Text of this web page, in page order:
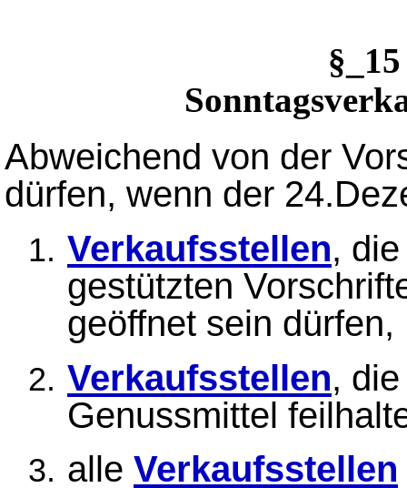
Abweichend von der
dürfen, wenn der
Verkaufsstellen,
gestützten
geöffnet sein dürfen,
Verkaufsstellen,
Genussmittel
alle Verkaufsstellen